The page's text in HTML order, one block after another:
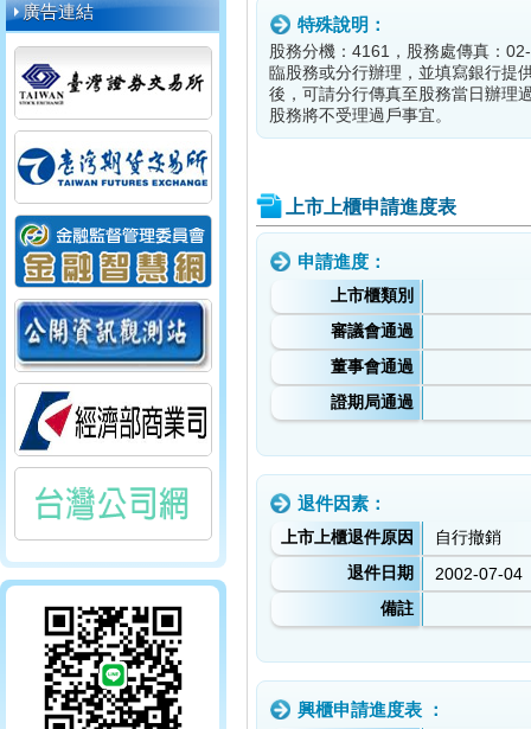
廣告連結
特殊說明：
股務分機：4161，股務處傳真：
臨股務或分行辦理，並填寫銀行提
後，可請分行傳真至股務當日辦理
股務將不受理過戶事宜。
上市上櫃申請進度表
申請進度：
上市櫃類別
審議會通過
董事會通過
證期局通過
退件因素：
上市上櫃退件原因
自行撤銷
退件日期
2002-07-04
備註
興櫃申請進度表 ：